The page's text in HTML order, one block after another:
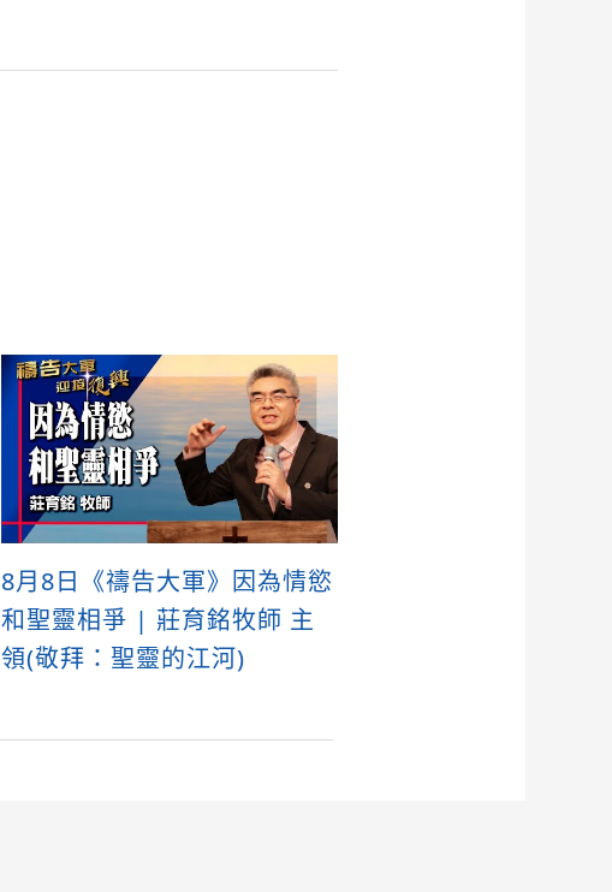
8月8日《禱告大軍》因為情慾
和聖靈相爭 | 莊育銘牧師 主
領(敬拜：聖靈的江河)